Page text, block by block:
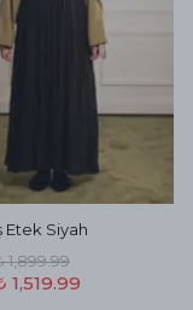
Etek Siyah
1,899.99
1,519.99